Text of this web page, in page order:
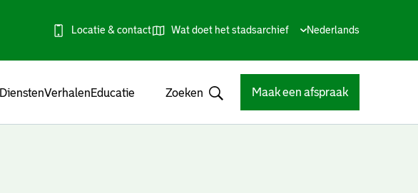
Locatie & contact Wat doet het stadsarchief
Huidige
Nederlands
DienstenVerhalenEducatie Zoeken Maak een afspraak